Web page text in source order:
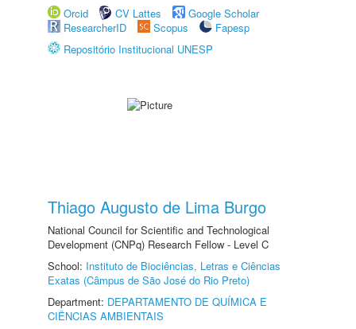
Orcid
CV Lattes
Google Scholar
ResearcherID
Scopus
Fapesp
Repositório Institucional UNESP
Thiago Augusto de Lima Burgo
National Council for Scientific and Technological
Development (CNPq) Research Fellow - Level C
School: Instituto de Biociências, Letras e Ciências
Exatas (Câmpus de São José do Rio Preto)
Department: DEPARTAMENTO DE QUÍMICA E
CIÊNCIAS AMBIENTAIS